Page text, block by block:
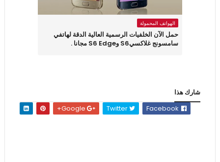
الهواتف المحمولة
حمل الآن الخلفيات الرسمية العالية الدقة لهاتفي
سامسونج غلاكسيS6 وS6 Edge مجانا .
شارك هذا
Twitter